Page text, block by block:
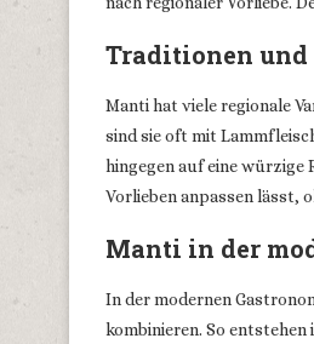
Traditionen
Manti hat viele regionale
sind sie oft mit
hingegen auf eine würzige
Vorlieben anpassen lässt,
Manti in der
In der modernen
kombinieren. So